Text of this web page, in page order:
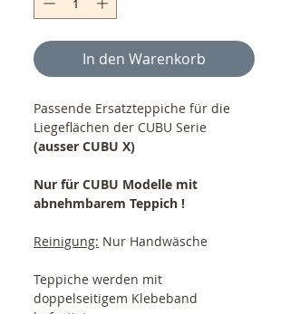
In den Warenkorb
Passende Ersatzteppiche für die
Liegeflächen der CUBU Serie
(ausser CUBU X)
Nur für CUBU Modelle mit
abnehmbarem Teppich !
Reinigung: Nur Handwäsche
Teppiche werden mit
doppelseitigem Klebeband